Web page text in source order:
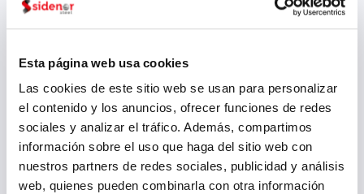
Esta página web usa cookies
Las cookies de este sitio web se usan para personalizar
el contenido y los anuncios, ofrecer funciones de redes
sociales y analizar el tráfico. Además, compartimos
información sobre el uso que haga del sitio web con
nuestros partners de redes sociales, publicidad y análisis
web, quienes pueden combinarla con otra información
nichtoxidierenden Medien, darüber
hinaus erhöht sich die mechanische
geeignet, die Aushärtung ist jedoch
stärker als bei unlegierten Stählen.
Zunder, der sich bei der
Warmumformung, Wärmebehandlung
oder beim Schweißen bildet, verringert
die Korrosionsbeständigkeit und sollte
durch Beizen oder mechanische